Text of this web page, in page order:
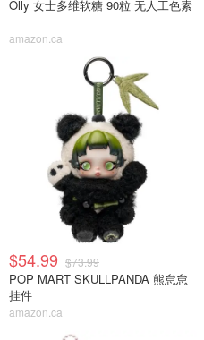
Olly 女士多维软糖 90粒 无人工色素
amazon.ca
$54.99 $73.99
POP MART SKULLPANDA 熊怠怠
挂件
amazon.ca